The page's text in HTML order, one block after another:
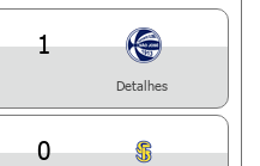
1
Detalhes
0